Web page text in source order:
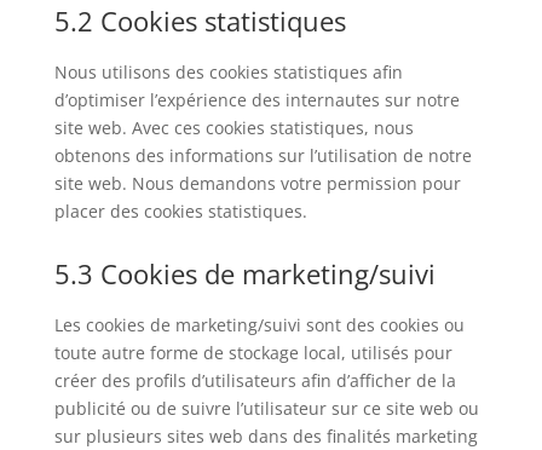
5.2 Cookies statistiques
Nous utilisons des cookies statistiques afin
d’optimiser l’expérience des internautes sur notre
site web. Avec ces cookies statistiques, nous
obtenons des informations sur l’utilisation de notre
site web. Nous demandons votre permission pour
placer des cookies statistiques.
5.3 Cookies de marketing/suivi
Les cookies de marketing/suivi sont des cookies ou
toute autre forme de stockage local, utilisés pour
créer des profils d’utilisateurs afin d’afficher de la
publicité ou de suivre l’utilisateur sur ce site web ou
sur plusieurs sites web dans des finalités marketing